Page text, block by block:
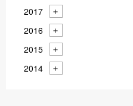
2017
2016
2015
2014